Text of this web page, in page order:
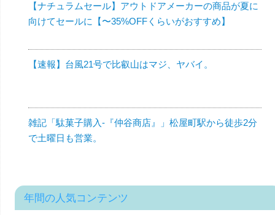
【ナチュラムセール】アウトドアメーカーの商品が夏に
向けてセールに【〜35%OFFくらいがおすすめ】
【速報】台風21号で比叡山はマジ、ヤバイ。
雑記「駄菓子購入-『仲谷商店』」松屋町駅から徒歩2分
で土曜日も営業。
年間の人気コンテンツ